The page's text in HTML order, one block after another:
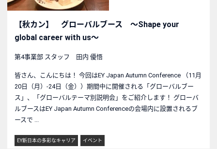
【秋カン】 グローバルブース ～Shape your
global career with us～
第4事業部 スタッフ 田内 優悟
皆さん、こんにちは！ 今回はEY Japan Autumn Conference （11月
20日（月）-24日（金））期間中に開催される「グローバルブー
ス」、「グローバルテーマ別説明会」をご紹介します！ グローバ
ルブースはEY Japan Autumn Conferenceの会場内に設置されるブ
ースで ...
EY新日本の多彩なキャリア イベント